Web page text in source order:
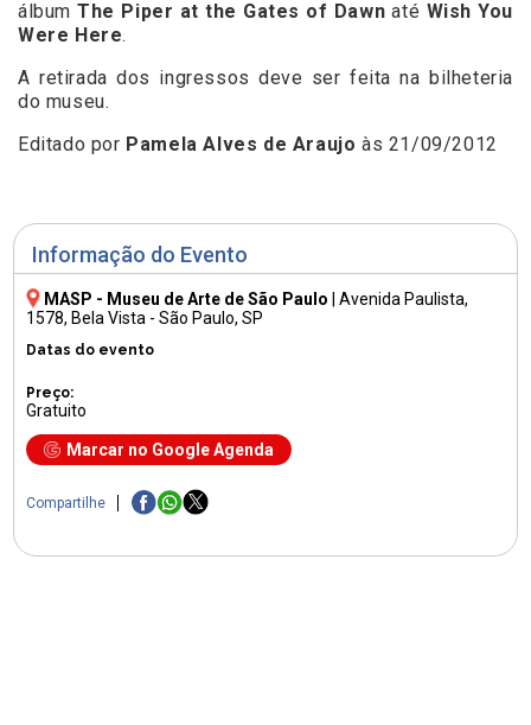
Informação do Evento
MASP - Museu de Arte de São Paulo |Avenida Paulista,
1578, Bela Vista - São Paulo, SP
Datas do evento
Preço:
Gratuito
Marcar no Google Agenda
Compartilhe
álbumThe Piper at the Gates of Dawn até Wish You
Were Here.
A retirada dos ingressos deve ser feita na bilheteria
do museu.
Editado por Pamela Alves de Araujo às 21/09/2012